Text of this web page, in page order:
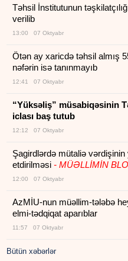
Təhsil İnstitutunun
verilib
13:00 07 Oktyabr
Ötən ay xaricdə təhsil almış
nəfərin isə tanınmayıb
12:41 07 Oktyabr
“Yüksəliş” müsabiqəsinin
iclası baş tutub
12:12 07 Oktyabr
Şagirdlərdə mütaliə vərdişinin
etdirilməsi- MÜƏLLİMİN
12:00 07 Oktyabr
AzMİU-nun müəllim-tələbə
elmi-tədqiqat aparıblar
11:57 07 Oktyabr
Bütün xəbərlər